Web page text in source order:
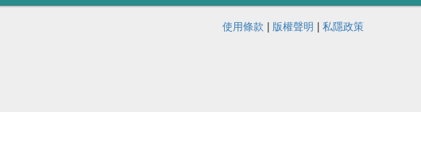
使用條款 | 版權聲明 | 私隱政策